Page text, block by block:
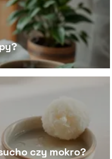
czy mokro?